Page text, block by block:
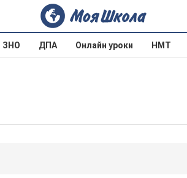
ЗНО ДПА Онлайн уроки НМТ